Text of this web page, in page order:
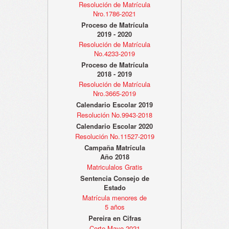
Resolución de Matrícula
Nro.1786-2021
Proceso de Matrícula
2019 - 2020
Resolución de Matrícula
No.4233-2019
Proceso de Matrícula
2018 - 2019
Resolución de Matrícula
Nro.3665-2019
Calendario Escolar 2019
Resolución No.9943-2018
Calendario Escolar 2020
Resolución No.11527-2019
Campaña Matrícula
Año 2018
Matriculalos Gratis
Sentencia Consejo de
Estado
Matrícula menores de
5 años
Pereira en Cifras